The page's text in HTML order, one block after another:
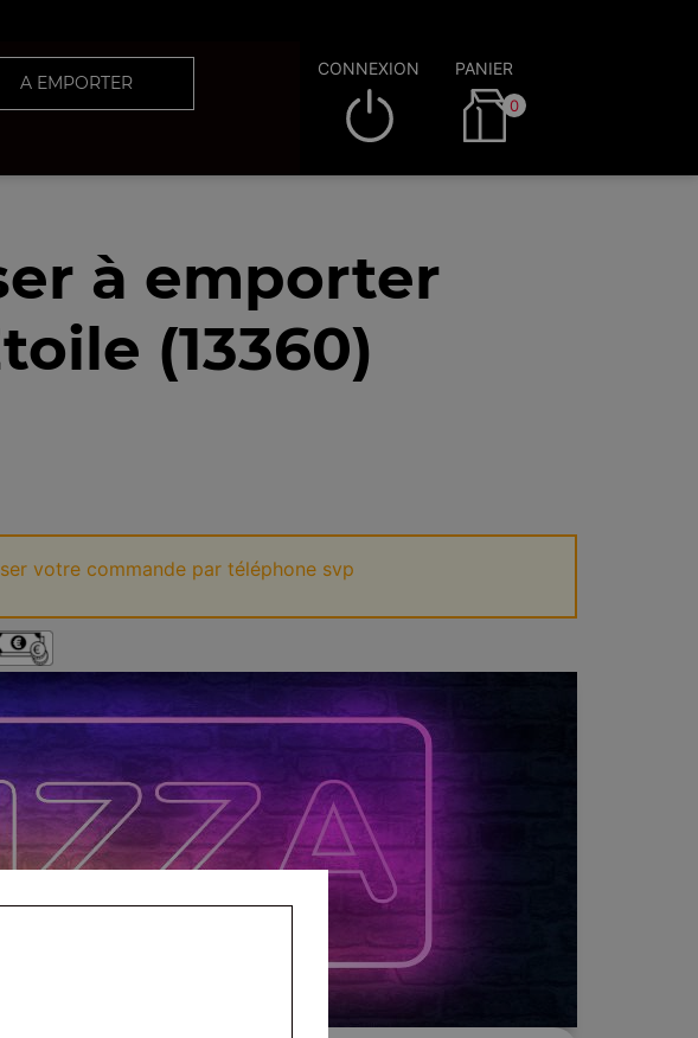
A EMPORTER
CONNEXION PANIER
0
à emporter
(13360)
votre commande par téléphone svp